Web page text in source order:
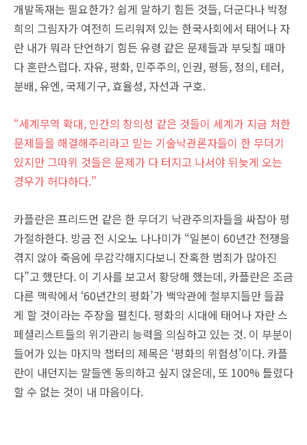
개발독재는 필요한가? 쉽게 말하기 힘든 것들, 더군다나 박정
희의 그림자가 여전히 드리워져 있는 한국사회에서 태어나 자
란 내가 뭐라 단언하기 힘든 유령 같은 문제들과 부딪칠 때마
다 혼란스럽다. 자유, 평화, 민주주의, 인권, 평등, 정의, 테러,
분배, 유엔, 국제기구, 효율성, 자선과 구호.
“세계무역 확대, 인간의 창의성 같은 것들이 세계가 지금 처한
문제들을 해결해주리라고 믿는 기술낙관론자들이 한 무더기
있지만 그따위 것들은 문제가 다 터지고 나서야 뒤늦게 오는
경우가 허다하다.”
카플란은 프리드먼 같은 한 무더기 낙관주의자들을 싸잡아 평
가절하한다. 방금 전 시오노 나나미가 “일본이 60년간 전쟁을
겪지 않아 죽음에 무감각해지다보니 잔혹한 범죄가 많아진
다”고 했단다. 이 기사를 보고서 황당해 했는데, 카플란은 조금
다른 맥락에서 ‘60년간의 평화’가 백악관에 철부지들만 들끓
게 할 것이라는 주장을 펼친다. 평화의 시대에 태어나 자란 스
페셜리스트들의 위기관리 능력을 의심하고 있는 것. 이 부분이
들어가 있는 마지막 챕터의 제목은 ‘평화의 위험성’이다. 카플
란이 내던지는 말들엔 동의하고 싶지 않은데, 또 100% 틀렸다
할 수 없는 것이 내 마음이다.